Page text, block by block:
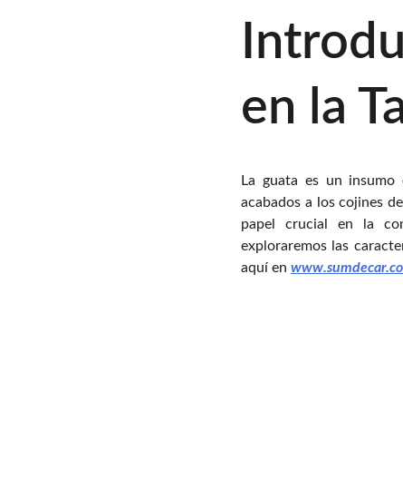
en la
La guata es un
acabados a los cojines
papel crucial en la
exploraremos las
aquí en